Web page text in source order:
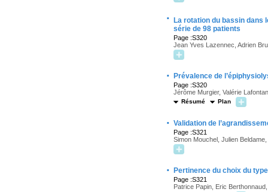
·
La rotation du bassin dans
série de 98 patients
Page :S320
Jean Yves Lazennec, Adrien
· Prévalence de
Page :S320
Jérôme Murgier, Valérie
Résumé Plan
· Validation de
Page :S321
Simon Mouchel, Julien
· Pertinence du choix du
Page :S321
Patrice Papin, Eric